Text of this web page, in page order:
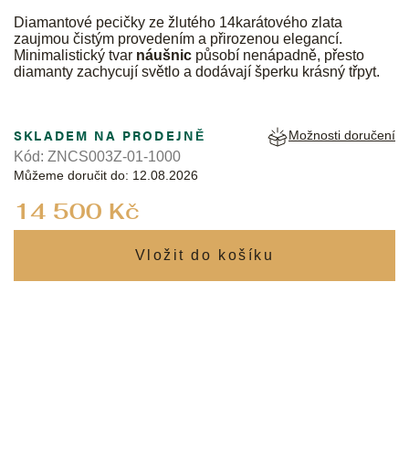
Diamantové pecičky ze žlutého 14karátového zlata
zaujmou čistým provedením a přirozenou elegancí.
Minimalistický tvar náušnic působí nenápadně, přesto
diamanty zachycují světlo a dodávají šperku krásný třpyt.
14 500 Kč
SKLADEM NA PRODEJNĚ
Můžeme doručit do: 12.08.2026
Možnosti doručení
Kód: ZNCS003Z-01-1000